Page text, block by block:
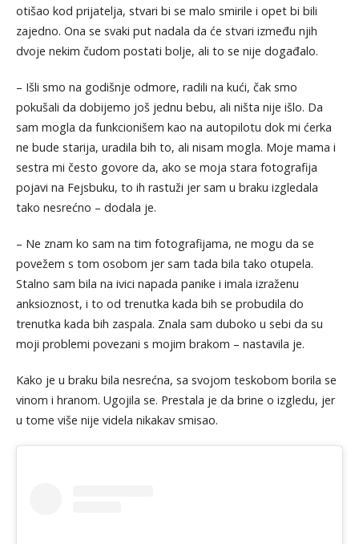
otišao kod prijatelja, stvari bi se malo smirile i opet bi bili
zajedno. Ona se svaki put nadala da će stvari između njih
dvoje nekim čudom postati bolje, ali to se nije događalo.
– Išli smo na godišnje odmore, radili na kući, čak smo
pokušali da dobijemo još jednu bebu, ali ništa nije išlo. Da
sam mogla da funkcionišem kao na autopilotu dok mi ćerka
ne bude starija, uradila bih to, ali nisam mogla. Moje mama i
sestra mi često govore da, ako se moja stara fotografija
pojavi na Fejsbuku, to ih rastuži jer sam u braku izgledala
tako nesrećno – dodala je.
– Ne znam ko sam na tim fotografijama, ne mogu da se
povežem s tom osobom jer sam tada bila tako otupela.
Stalno sam bila na ivici napada panike i imala izraženu
anksioznost, i to od trenutka kada bih se probudila do
trenutka kada bih zaspala. Znala sam duboko u sebi da su
moji problemi povezani s mojim brakom – nastavila je.
Kako je u braku bila nesrećna, sa svojom teskobom borila se
vinom i hranom. Ugojila se. Prestala je da brine o izgledu, jer
u tome više nije videla nikakav smisao.